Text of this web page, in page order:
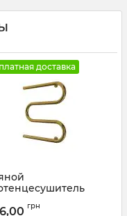
доставка
грн